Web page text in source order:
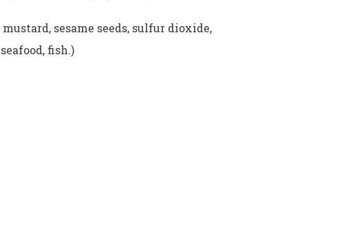
sesame seeds, sulfur dioxide,
fish.)